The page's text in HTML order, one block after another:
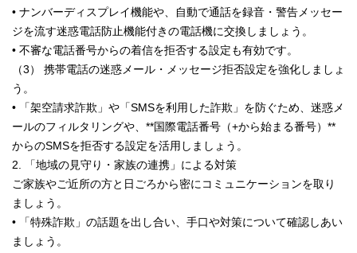
• ナンバーディスプレイ機能や、自動で通話を録音・警告メッセー
ジを流す迷惑電話防止機能付きの電話機に交換しましょう。
• 不審な電話番号からの着信を拒否する設定も有効です。
（3） 携帯電話の迷惑メール・メッセージ拒否設定を強化しましょ
う。
• 「架空請求詐欺」や「SMSを利用した詐欺」を防ぐため、迷惑メ
ールのフィルタリングや、**国際電話番号（+から始まる番号）**
からのSMSを拒否する設定を活用しましょう。
2. 「地域の見守り・家族の連携」による対策
ご家族やご近所の方と日ごろから密にコミュニケーションを取り
ましょう。
• 「特殊詐欺」の話題を出し合い、手口や対策について確認しあい
ましょう。